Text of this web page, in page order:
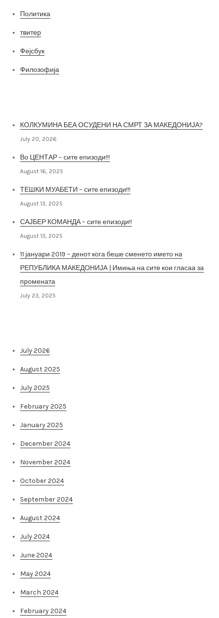
Политика
твитер
Фејсбук
Филозофија
КОЛКУМИНА БЕА ОСУДЕНИ НА СМРТ ЗА МАКЕДОНИЈА?
July 20, 2026
Во ЦЕНТАР – сите епизоди!!!
August 16, 2025
ТЕШКИ МУАБЕТИ – сите епизоди!!!
August 13, 2025
САЈБЕР КОМАНДА – сите епизоди!!
August 13, 2025
11 јануари 2019 – денот кога беше сменето името на
РЕПУБЛИКА МАКЕДОНИЈА | Имиња на сите кои гласаа за
промената
July 23, 2025
July 2026
August 2025
July 2025
February 2025
January 2025
December 2024
November 2024
October 2024
September 2024
August 2024
July 2024
June 2024
May 2024
March 2024
February 2024